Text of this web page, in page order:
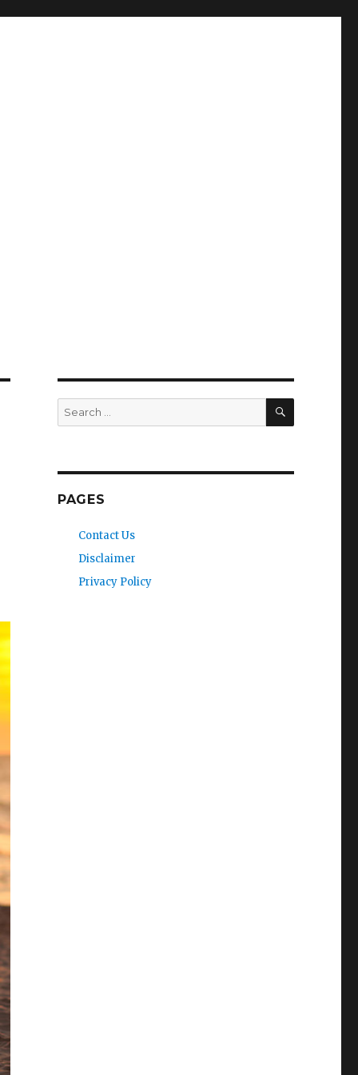
Search
for:
SEARCH
PAGES
Contact Us
Disclaimer
Privacy Policy